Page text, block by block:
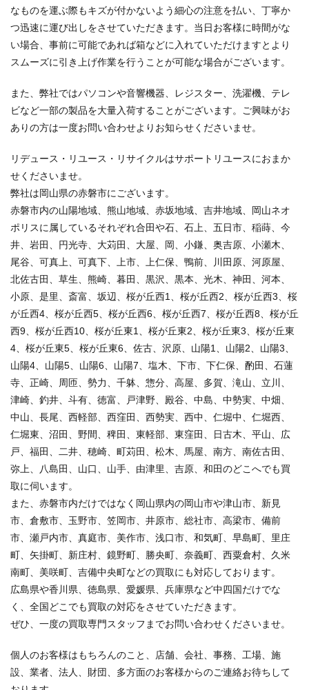
なものを運ぶ際もキズが付かないよう細心の注意を払い、丁寧か
つ迅速に運び出しをさせていただきます。当日お客様に時間がな
い場合、事前に可能であれば箱などに入れていただけますとより
スムーズに引き上げ作業を行うことが可能な場合がございます。
また、弊社ではパソコンや音響機器、レジスター、洗濯機、テレ
ビなど一部の製品を大量入荷することがございます。ご興味がお
ありの方は一度お問い合わせよりお知らせくださいませ。
リデュース・リユース・リサイクルはサポートリユースにおまか
せくださいませ。
弊社は岡山県の赤磐市にございます。
赤磐市内の山陽地域、熊山地域、赤坂地域、吉井地域、岡山ネオ
ポリスに属しているそれぞれ合田や石、石上、五日市、稲蒔、今
井、岩田、円光寺、大苅田、大屋、岡、小鎌、奥吉原、小瀬木、
尾谷、可真上、可真下、上市、上仁保、鴨前、川田原、河原屋、
北佐古田、草生、熊崎、暮田、黒沢、黒本、光木、神田、河本、
小原、是里、斎富、坂辺、桜が丘西1、桜が丘西2、桜が丘西3、桜
が丘西4、桜が丘西5、桜が丘西6、桜が丘西7、桜が丘西8、桜が丘
西9、桜が丘西10、桜が丘東1、桜が丘東2、桜が丘東3、桜が丘東
4、桜が丘東5、桜が丘東6、佐古、沢原、山陽1、山陽2、山陽3、
山陽4、山陽5、山陽6、山陽7、塩木、下市、下仁保、酌田、石蓮
寺、正崎、周匝、勢力、千躰、惣分、高屋、多賀、滝山、立川、
津崎、釣井、斗有、徳富、戸津野、殿谷、中島、中勢実、中畑、
中山、長尾、西軽部、西窪田、西勢実、西中、仁堀中、仁堀西、
仁堀東、沼田、野間、稗田、東軽部、東窪田、日古木、平山、広
戸、福田、二井、穂崎、町苅田、松木、馬屋、南方、南佐古田、
弥上、八島田、山口、山手、由津里、吉原、和田のどこへでも買
取に伺います。
また、赤磐市内だけではなく岡山県内の岡山市や津山市、新見
市、倉敷市、玉野市、笠岡市、井原市、総社市、高梁市、備前
市、瀬戸内市、真庭市、美作市、浅口市、和気町、早島町、里庄
町、矢掛町、新庄村、鏡野町、勝央町、奈義町、西粟倉村、久米
南町、美咲町、吉備中央町などの買取にも対応しております。
広島県や香川県、徳島県、愛媛県、兵庫県など中四国だけでな
く、全国どこでも買取の対応をさせていただきます。
ぜひ、一度の買取専門スタッフまでお問い合わせくださいませ。
個人のお客様はもちろんのこと、店舗、会社、事務、工場、施
設、業者、法人、財団、多方面のお客様からのご連絡お待ちして